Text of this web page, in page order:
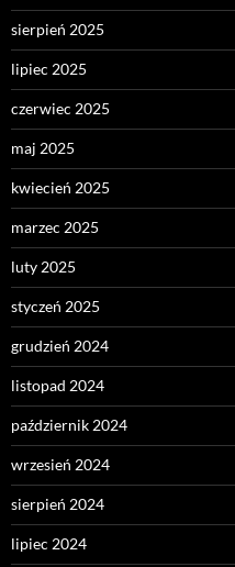
sierpień 2025
lipiec 2025
czerwiec 2025
maj 2025
kwiecień 2025
marzec 2025
luty 2025
styczeń 2025
grudzień 2024
listopad 2024
październik 2024
wrzesień 2024
sierpień 2024
lipiec 2024